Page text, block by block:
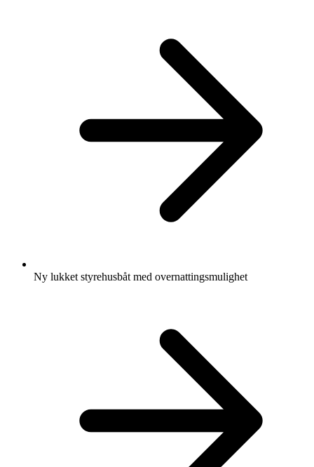
Ny lukket styrehusbåt med overnattingsmulighet